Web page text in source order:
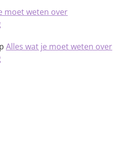
moet weten over
Alles wat je moet weten over